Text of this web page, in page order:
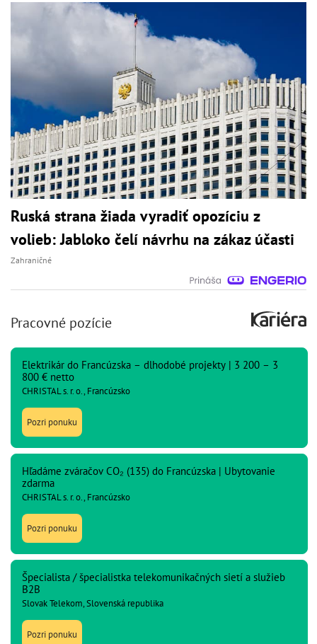
Ruská strana žiada vyradiť opozíciu z
volieb: Jabloko čelí návrhu na zákaz účasti
Zahraničné
Pracovné pozície
Elektrikár do Francúzska – dlhodobé projekty | 3 200 – 3
800 € netto
CHRISTAL s. r. o., Francúzsko
Pozri ponuku
Hľadáme zváračov CO₂ (135) do Francúzska | Ubytovanie
zdarma
CHRISTAL s. r. o., Francúzsko
Pozri ponuku
Špecialista / špecialistka telekomunikačných sietí a služieb
B2B
Slovak Telekom, Slovenská republika
Pozri ponuku